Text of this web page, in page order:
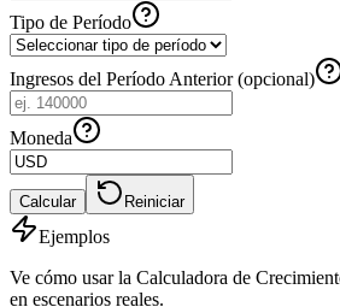
Tipo de Período
Ingresos del Período Anterior (opcional)
Moneda
Calcular Reiniciar
Ejemplos
Ve cómo usar la Calculadora de
en escenarios reales.